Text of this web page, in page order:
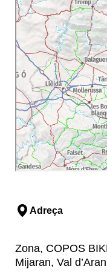
Adreça
Zona, COPOS
Mijaran, Val